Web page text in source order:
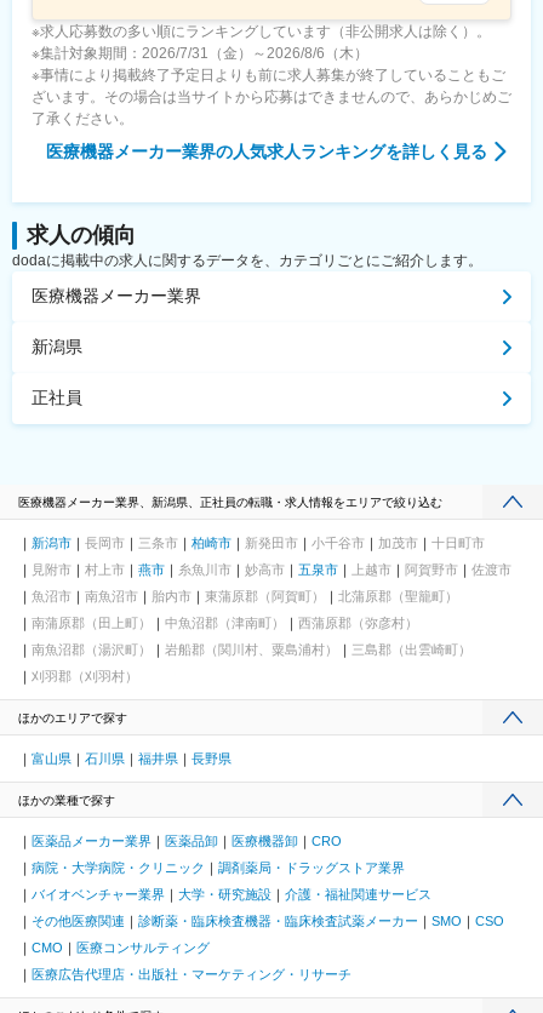
※求人応募数の多い順にランキングしています（非公開求人は除く）。
※集計対象期間：2026/7/31（金）～2026/8/6（木）
※事情により掲載終了予定日よりも前に求人募集が終了していることもご
ざいます。その場合は当サイトから応募はできませんので、あらかじめご
了承ください。
医療機器メーカー業界の人気求人ランキングを詳しく見る
求人の傾向
dodaに掲載中の求人に関するデータを、カテゴリごとにご紹介します。
医療機器メーカー業界
新潟県
正社員
医療機器メーカー業界、新潟県、正社員の転職・求人情報をエリアで絞り込む
新潟市 長岡市 三条市 柏崎市 新発田市 小千谷市 加茂市
十日町市
見附市
村上市 燕市 糸魚川市 妙高市 五泉市 上越市 阿賀野市
佐渡市
魚沼市
南魚沼市 胎内市 東蒲原郡（阿賀町）
北蒲原郡（聖籠町）
南蒲原郡（田上町）
中魚沼郡（津南町）
西蒲原郡（弥彦村）
南魚沼郡（湯沢町）
岩船郡（関川村、粟島浦村）
三島郡（出雲崎町）
刈羽郡（刈羽村）
ほかのエリアで探す
富山県 石川県 福井県 長野県
ほかの業種で探す
医薬品メーカー業界 医薬品卸 医療機器卸
CRO
病院・大学病院・クリニック
調剤薬局・ドラッグストア業界
バイオベンチャー業界
大学・研究施設
介護・福祉関連サービス
その他医療関連
診断薬・臨床検査機器・臨床検査試薬メーカー SMO
CSO
CMO
医療コンサルティング
医療広告代理店・出版社・マーケティング・リサーチ